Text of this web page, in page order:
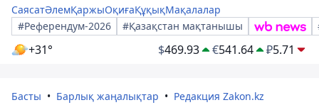
СаясатӘлемҚаржыОқиғаҚұқықМақалалар
#Референдум-2026
#Қазақстан мақтанышы
+31° $469.93 €541.64 ₽5.71
Басты Барлық жаңалықтар Редакция Zakon.kz